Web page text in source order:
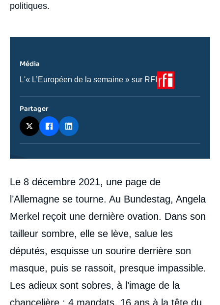
politiques.
Contenu
intervention
médiatique
Le 8 décembre 2021, une page de
l’Allemagne se tourne. Au Bundestag, Angela
Merkel reçoit une dernière ovation. Dans son
tailleur sombre, elle se lève, salue les
députés, esquisse un sourire derrière son
masque, puis se rassoit, presque impassible.
Les adieux sont sobres, à l’image de la
chancelière : 4 mandats, 16 ans à la tête du
Média
Nom
journal,
ou
émission
L'« L’Européen de la semaine » sur RFI
Logo
Partager